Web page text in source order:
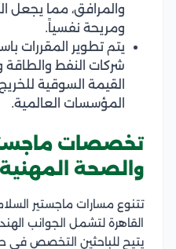
والمرافق، مما يجعل
ومريحة نفسياً.
يتم تطوير المقررات
شركات النفط والطاقة
القيمة السوقية
المؤسسات العالمية.
تخصصات
والصحة
تتنوع مسارات ماجستير
القاهرة لتشمل الجوانب
يتيح للباحثين التخصص في